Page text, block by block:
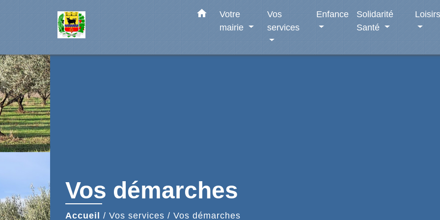
home
Votre
mairie
Vos
services
Enfance
Solidarité
Santé
Loisirs
Vos démarches
Accueil / Vos services / Vos démarches